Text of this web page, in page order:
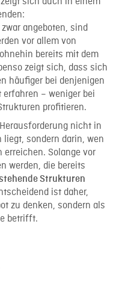
angeboten, sind
vor allem von
bereits mit dem
zeigt sich, dass sich
häufiger bei denjenigen
– weniger bei
profitieren.
nicht in
liegt, sondern darin, wen
Solange vor
werden, die bereits
Strukturen
ist daher,
zu denken, sondern als
betrifft.